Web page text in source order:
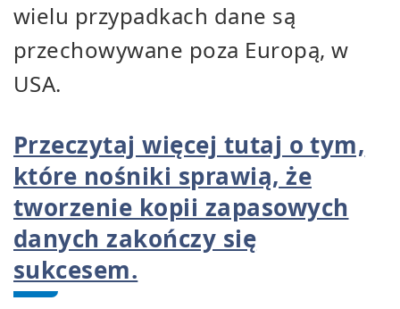
wielu przypadkach dane są
przechowywane poza Europą, w
USA.
Przeczytaj więcej tutaj o tym,
które nośniki sprawią, że
tworzenie kopii zapasowych
danych zakończy się
sukcesem.